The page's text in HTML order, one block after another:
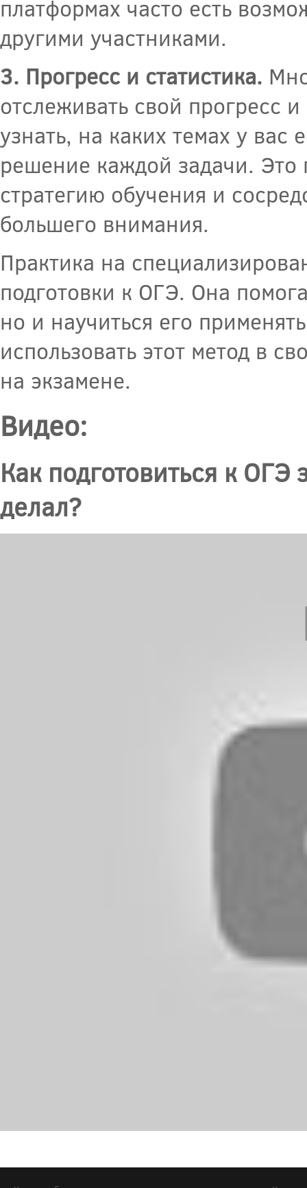
платформах часто есть
другими участниками.
3. Прогресс и статистика.
отслеживать свой прогресс
узнать, на каких темах у вас
решение каждой задачи. Это
стратегию обучения и
большего внимания.
Практика на
подготовки к ОГЭ. Она
но и научиться его
использовать этот метод в
на экзамене.
Видео:
Как подготовиться к
делал?